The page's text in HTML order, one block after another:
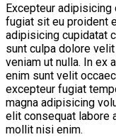
Excepteur
fugiat sit eu proident
adipisicing cupidatat
sunt culpa dolore
veniam ut nulla. In ex
enim sunt velit
excepteur fugiat
magna adipisicing
elit consequat labore
mollit nisi enim.